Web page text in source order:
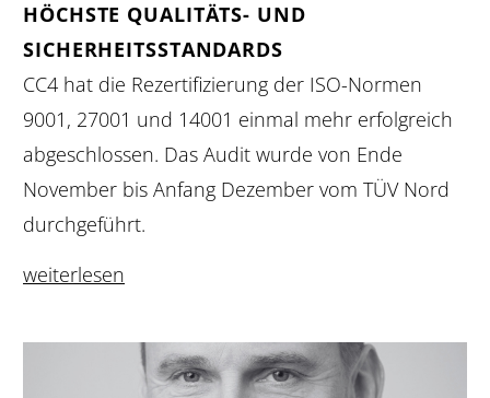
HÖCHSTE QUALITÄTS- UND
SICHERHEITSSTANDARDS
CC4 hat die Rezertifizierung der ISO-Normen
9001, 27001 und 14001 einmal mehr erfolgreich
abgeschlossen. Das Audit wurde von Ende
November bis Anfang Dezember vom TÜV Nord
durchgeführt.
weiterlesen